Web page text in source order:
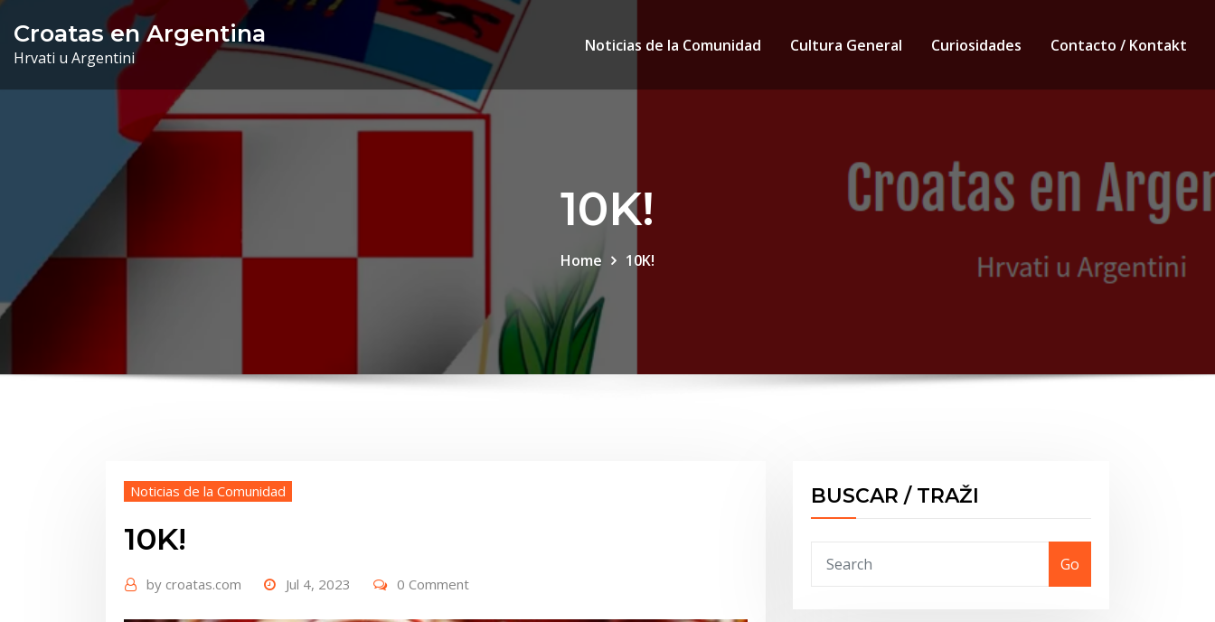
content
Croatas en Argentina
Hrvati u Argentini
Noticias de la Comunidad Cultura General Curiosidades Contacto / Kontakt
10K!
Home 10K!
Noticias de la Comunidad
10K!
by croatas.com Jul 4, 2023 0 Comment
BUSCAR / TRAŽI
Go